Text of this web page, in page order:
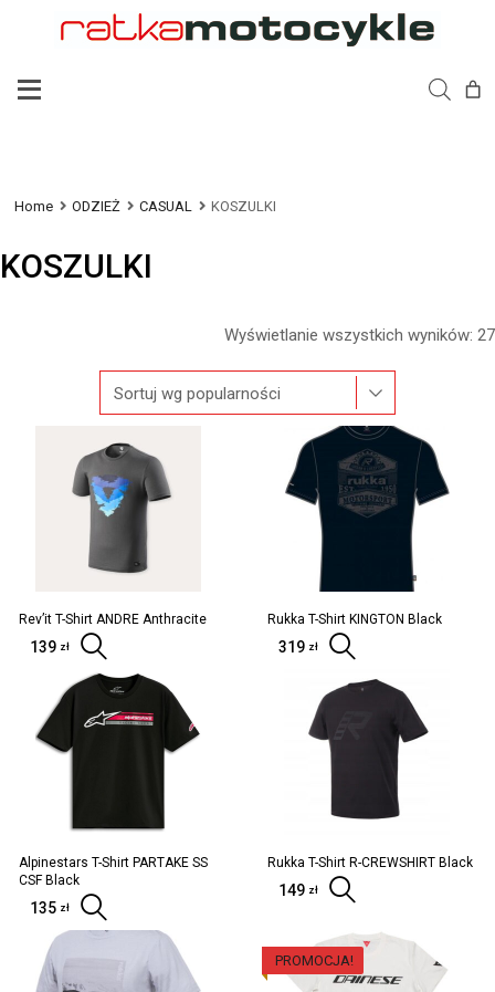
Home ODZIEŻ CASUAL KOSZULKI
KOSZULKI
Wyświetlanie wszystkich wyników: 27
Rev’it T-Shirt ANDRE Anthracite
139 zł
Rukka T-Shirt KINGTON Black
319 zł
Alpinestars T-Shirt PARTAKE SS
CSF Black
135 zł
Rukka T-Shirt R-CREWSHIRT Black
149 zł
PROMOCJA!